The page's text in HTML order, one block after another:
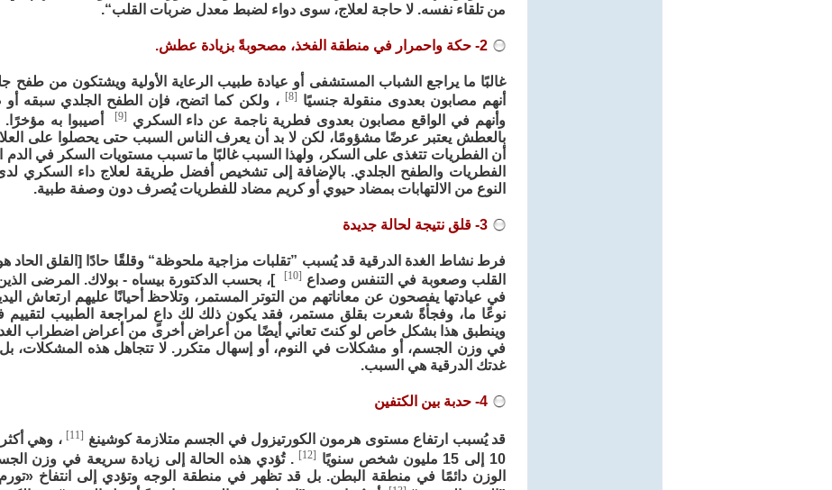
من تلقاء نفسه. لا حاجة لعلاج، سوى دواء لضبط معدل ضربات القلب“.
2- حكة واحمرار في منطقة الفخذ، مصحوبةً بزيادة عطش.
غالبًا ما يراجع الشباب المستشفى أو عيادة طبيب الرعاية الأولية ويشتكون من
أنهم مصابون بعدوى منقولة جنسيًا
[8]
، ولكن كما اتضح، فإن الطفح الجلدي سبقه
وأنهم في الواقع مصابون بعدوى فطرية ناجمة عن داء السكري [9]
أصيبوا به
بالعطش يعتبر عرضًا مشؤومًا، لكن لا بد أن يعرف الناس السبب حتى يحصلوا على
أن الفطريات تتغذى على السكر، ولهذا السبب غالبًا ما تسبب مستويات السكر في الدم
الفطريات والطفح الجلدي. بالإضافة إلى تشخيص أفضل طريقة لعلاج داء السكري لدى
النوع من الالتهابات بمضاد حيوي أو كريم مضاد للفطريات يُصرف دون وصفة طبية.
3- قلق نتيجة لحالة جديدة
فرط نشاط الغدة الدرقية قد يُسبب ”تقلبات مزاجية ملحوظة“ وقلقًا حادًا [القلق
القلب وصعوبة في التنفس وصداع [10]
]، بحسب الدكتورة بيساه - بولاك. المرضى
في عيادتها يفصحون عن معاناتهم من التوتر المستمر، وتلاحظ أحيانًا عليهم ارتعاش
نوعًا ما، وفجأةً شعرت بقلق مستمر، فقد يكون ذلك لك داعٍ لمراجعة الطبيب لتقييم
وينطبق هذا بشكل خاص لو كنتَ تعاني أيضًا من أعراض أخرى من أعراض اضطراب الغدة
في وزن الجسم، أو مشكلات في النوم، أو إسهال متكرر. لا تتجاهل هذه المشكلات، بل
غدتك الدرقية هي السبب.
4- حدبة بين الكتفين
قد يُسبب ارتفاع مستوى هرمون الكورتيزول في الجسم متلازمة كوشينغ [11]
، وهي
10 إلى 15 مليون شخص سنويًا
[12]
. تُؤدي هذه الحالة إلى زيادة سريعة في وزن
الوزن دائمًا في منطقة البطن. بل قد تظهر في منطقة الوجه وتؤدي إلى انتفاخ